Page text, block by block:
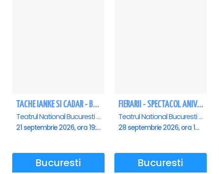
TACHE IANKE SI CADAR - Bucuresti
Teatrul National Bucuresti - Sala Ion Caramitru, Bucuresti
21 septembrie 2026, ora 19:00
FIERARII - SPECTACOL ANIVERSAR GEORGE MIHĂIȚĂ
Teatrul National Bucuresti - Sala Ion Caramitru, Bucuresti
28 septembrie 2026, ora 19:00
Bucuresti Bucuresti